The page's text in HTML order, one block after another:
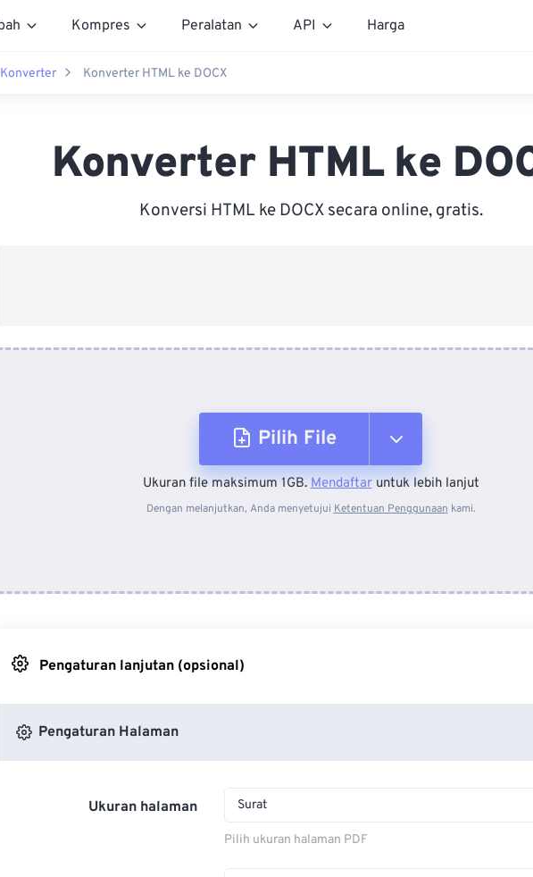
Kompres Peralatan API Harga
Konverter Konverter HTML ke DOCX
Konverter HTML ke
Konversi HTML ke DOCX secara online, gratis.
Pilih File
Dari Perangkat
Ukuran file maksimum 1GB.Mendaftaruntuk lebih lanjut
Dengan melanjutkan, Anda menyetujui Ketentuan Penggunaan kami.
Pengaturan lanjutan (opsional)
Pengaturan Halaman
Ukuran halaman Surat
Pilih ukuran halaman PDF